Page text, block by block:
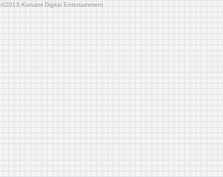
©2013 Konami Digital Entertainment